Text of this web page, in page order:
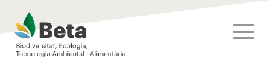
Beta Tech Center